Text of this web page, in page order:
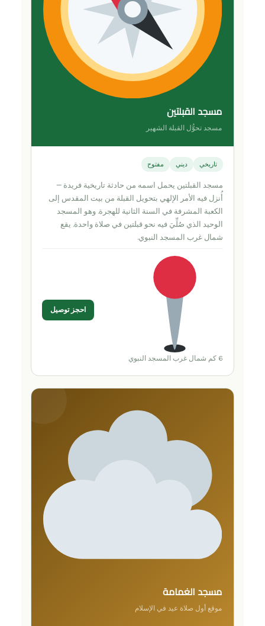
مسجد القبلتين
مسجد تحوُّل القبلة الشهير
تاريخي ديني مفتوح
مسجد القبلتين يحمل اسمه من حادثة تاريخية فريدة —
أُنزل فيه الأمر الإلهي بتحويل القبلة من بيت المقدس إلى
الكعبة المشرفة في السنة الثانية للهجرة. وهو المسجد
الوحيد الذي صُلِّيَ فيه نحو قبلتين في صلاة واحدة. يقع
شمال غرب المسجد النبوي.
6 كم شمال غرب المسجد النبوي
احجز توصيل
مسجد الغمامة
موقع أول صلاة عيد في الإسلام